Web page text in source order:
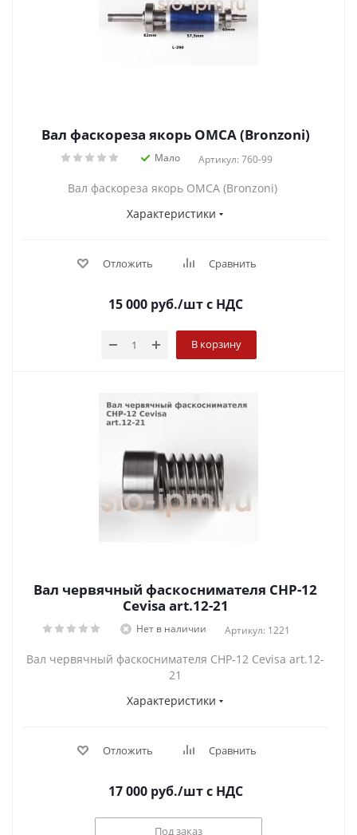
Вал фаскореза якорь OMCA (Bronzoni)
Мало Артикул: 760-99
Вал фаскореза якорь OMCA (Bronzoni)
Характеристики
Отложить Сравнить
15 000 руб./штс НДС
В корзину
Вал червячный фаскоснимателя CHP-12
Cevisa art.12-21
Нет в наличии Артикул: 1221
Вал червячный фаскоснимателя CHP-12 Cevisa art.12-
21
Характеристики
Отложить Сравнить
17 000 руб./штс НДС
Под заказ